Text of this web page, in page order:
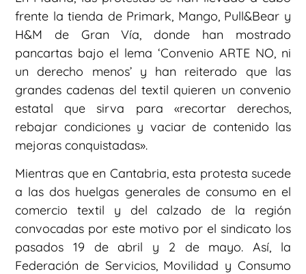
frente la tienda de Primark, Mango, Pull&Bear y
H&M de Gran Vía, donde han mostrado
pancartas bajo el lema ‘Convenio ARTE NO, ni
un derecho menos’ y han reiterado que las
grandes cadenas del textil quieren un convenio
estatal que sirva para «recortar derechos,
rebajar condiciones y vaciar de contenido las
mejoras conquistadas».
Mientras que en Cantabria, esta protesta sucede
a las dos huelgas generales de consumo en el
comercio textil y del calzado de la región
convocadas por este motivo por el sindicato los
pasados 19 de abril y 2 de mayo. Así, la
Federación de Servicios, Movilidad y Consumo